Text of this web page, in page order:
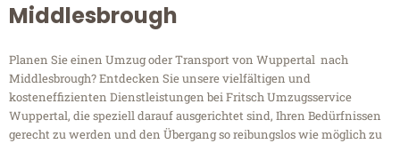
Middlesbrough
Planen Sie einen Umzug oder Transport von Wuppertal nach
Middlesbrough? Entdecken Sie unsere vielfältigen und
kosteneffizienten Dienstleistungen bei Fritsch Umzugsservice
Wuppertal, die speziell darauf ausgerichtet sind, Ihren Bedürfnissen
gerecht zu werden und den Übergang so reibungslos wie möglich zu